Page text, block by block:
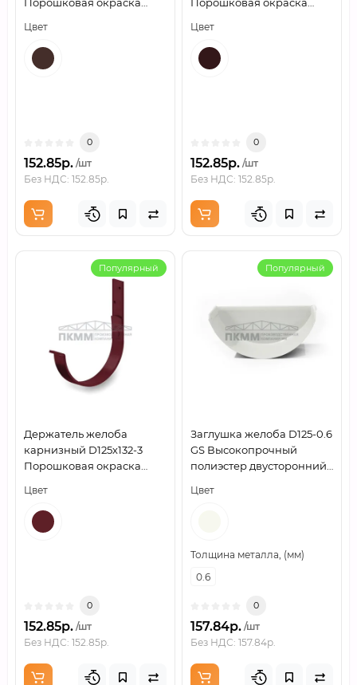
Цвет
0
152.85р. /шт
Без НДС: 152.85р.
Цвет
0
152.85р. /шт
Без НДС: 152.85р.
Популярный
Держатель желоба
карнизный D125х132-3
Порошковая окраска
Цвет
0
152.85р. /шт
Без НДС: 152.85р.
Популярный
Заглушка желоба D125-0.6
GS Высокопрочный
полиэстер двусторонний
Цвет
Толщина металла, (мм)
0.6
0
157.84р. /шт
Без НДС: 157.84р.